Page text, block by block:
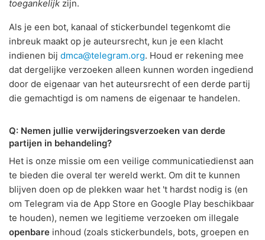
toegankelijk zijn.
Als je een bot, kanaal of stickerbundel tegenkomt die
inbreuk maakt op je auteursrecht, kun je een klacht
indienen bij dmca@telegram.org. Houd er rekening mee
dat dergelijke verzoeken alleen kunnen worden ingediend
door de eigenaar van het auteursrecht of een derde partij
die gemachtigd is om namens de eigenaar te handelen.
Q: Nemen jullie verwijderingsverzoeken van derde
partijen in behandeling?
Het is onze missie om een veilige communicatiedienst aan
te bieden die overal ter wereld werkt. Om dit te kunnen
blijven doen op de plekken waar het 't hardst nodig is (en
om Telegram via de App Store en Google Play beschikbaar
te houden), nemen we legitieme verzoeken om illegale
openbare inhoud (zoals stickerbundels, bots, groepen en